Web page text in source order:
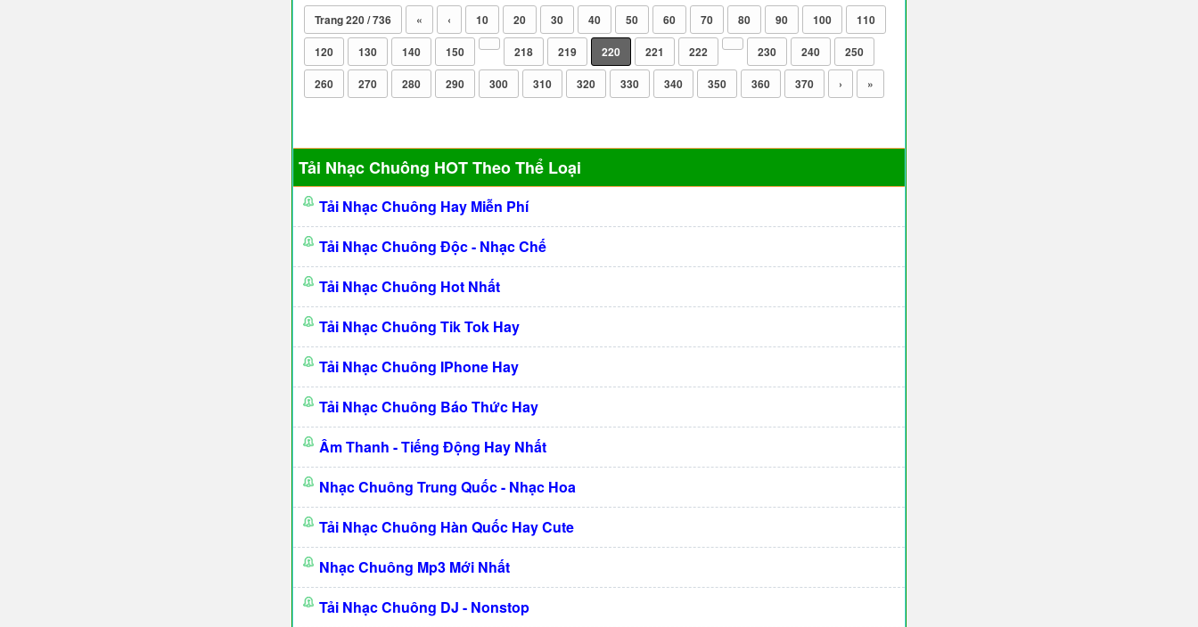
Trang 220 / 736 « ‹ 10 20 30 40 50 60 70 80 90 100
110
120
130 140 150 218 219 220 221 222 230 240
250
260
270 280 290 300 310 320 330 340 350 360 370 › »
Tải Nhạc Chuông HOT Theo Thể Loại
Tải Nhạc Chuông Hay Miễn Phí
Tải Nhạc Chuông Độc - Nhạc Chế
Tải Nhạc Chuông Hot Nhất
Tải Nhạc Chuông Tik Tok Hay
Tải Nhạc Chuông IPhone Hay
Tải Nhạc Chuông Báo Thức Hay
Âm Thanh - Tiếng Động Hay Nhất
Nhạc Chuông Trung Quốc - Nhạc Hoa
Tải Nhạc Chuông Hàn Quốc Hay Cute
Nhạc Chuông Mp3 Mới Nhất
Tải Nhạc Chuông DJ - Nonstop